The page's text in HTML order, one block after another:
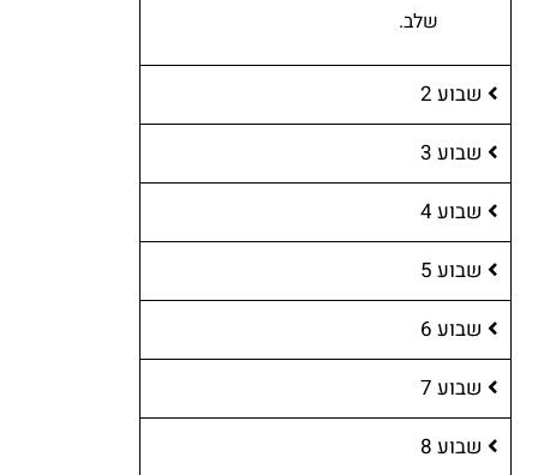
שלב.
שבוע 2
שבוע 3
שבוע 4
שבוע 5
שבוע 6
שבוע 7
שבוע 8